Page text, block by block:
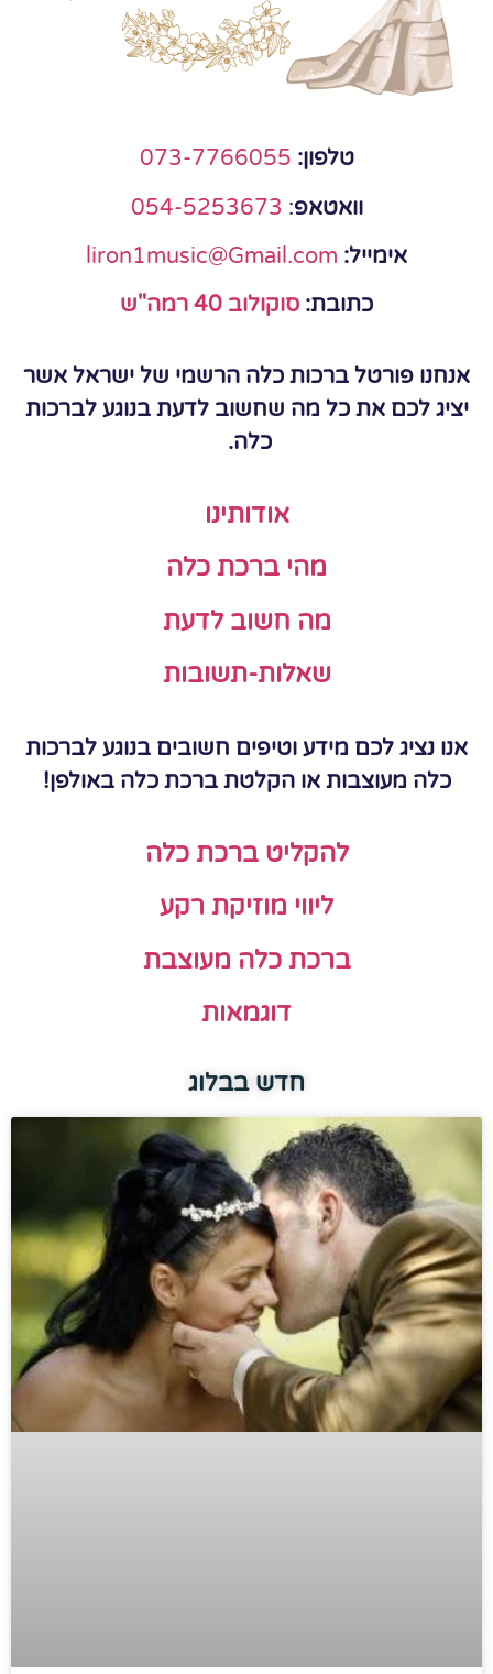
טלפון: 073-7766055
וואטאפ:
054-5253673
אימייל: liron1music@Gmail.com
כתובת: סוקולוב 40 רמה"ש
אנחנו פורטל ברכות כלה הרשמי של ישראל אשר
יציג לכם את כל מה שחשוב לדעת בנוגע לברכות
כלה.
אודותינו
מהי ברכת כלה
מה חשוב לדעת
שאלות-תשובות
אנו נציג לכם מידע וטיפים חשובים בנוגע לברכות
כלה מעוצבות או הקלטת ברכת כלה באולפן!
להקליט ברכת כלה
ליווי מוזיקת רקע
ברכת כלה מעוצבת
דוגמאות
חדש בבלוג